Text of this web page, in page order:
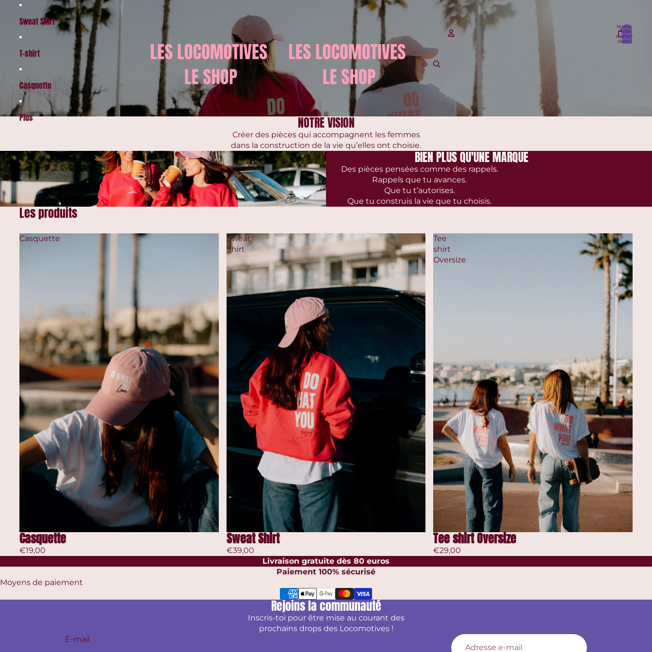
Sweat Shirt
T-shirt
Casquette
Plus
Compte
Autres options de connexion
Commandes
Nombre
total
d’articles
dans le
NOTRE VISION
Créer des pièces qui accompagnent les femmes
dans la construction de la vie qu’elles ont choisie.
BIEN PLUS QU'UNE MARQUE
Des pièces pensées comme des rappels.
Rappels que tu avances.
Que tu t’autorises.
Que tu construis la vie que tu choisis.
Les produits
Casquette
Casquette
€19,00
Sweat
Shirt
Sweat Shirt
€39,00
Tee
shirt
Oversize
Tee shirt Oversize
€29,00
Livraison gratuite dès 80 euros
Paiement 100% sécurisé
Moyens de paiement
Rejoins la communauté
Inscris-toi pour être mise au courant des
prochains drops des Locomotives !
E-mail